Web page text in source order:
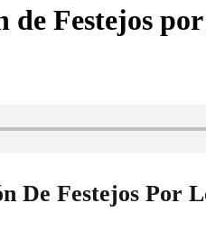
Festejos
De Festejos Por